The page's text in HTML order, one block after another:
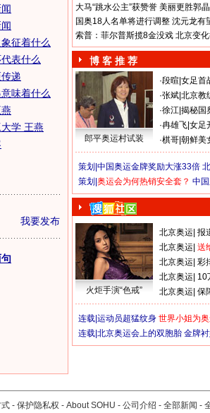
征着什么
表什么
递
味着什么
学 王燕
我要发布
大马“跳水公主”获赞誉 美丽更胜郭
国奥18人名单将进行调整 沈元龙有
索普：菲尔普斯揽8金没戏 北京变
博 客 推 荐
郎平奥运村试装
·段暄 女足首
·张斌 北京教
·徐江 揭秘国
·冉雄飞 女足
·棋哥 朝鲜美
策划| 中国奥运金牌奖励大涨33倍
策划| 奥运会为何热销安全套？ 中
火炬手演“色戒”
北京奥运 报
北京奥运 送
北京奥运 彩
北京奥运 10
北京奥运 保
连载| 运动员超猛纹身 世界小姐为
连载| 北京奥运会上的双胞胎 金牌
- 保护隐私权 - About SOHU - 公司介绍 - 全部新闻 -